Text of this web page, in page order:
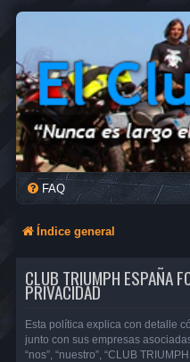
FAQ
Índice general
CLUB TRIUMPH ESPAÑA
PRIVACIDAD
Esta política explica con detalle
junto con sus empresas
“nos”, “nuestro”, “CLUB